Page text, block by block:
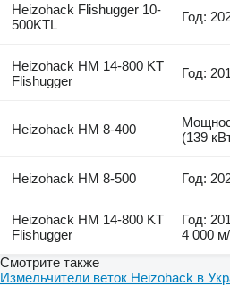
Heizohack Flishugger 10-
500KTL
Год:
Heizohack HM 14-800 KT
Flishugger
Год:
Heizohack HM 8-400
(139
Heizohack HM 8-500 Год:
Heizohack HM 14-800 KT
Flishugger
Год:
4 000
Смотрите также
Измельчители веток Heizohack в